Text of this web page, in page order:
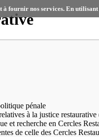
à fournir nos services. En
pénale
à la justice
et recherche en Cercles
de celle des Cercles